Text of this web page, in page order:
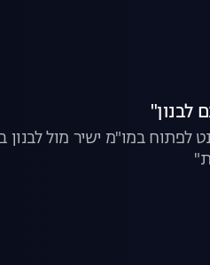
לבנון"
במו"מ ישיר מול